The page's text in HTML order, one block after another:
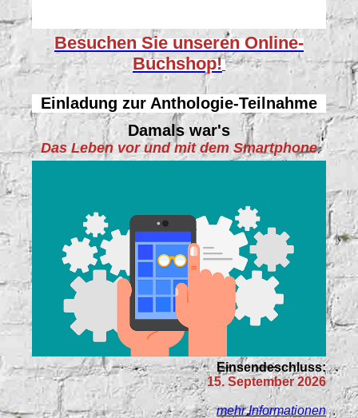
Besuchen Sie unserenOnline-
Buchshop!
Einladung zur Anthologie-Teilnahme
Damals war's
Das Leben vor und mit dem Smartphone
Einsendeschluss:
15. September 2026
mehr Informationen